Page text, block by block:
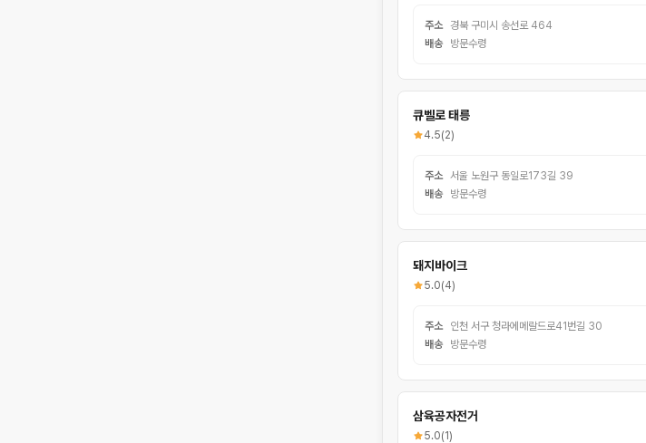
주소
경북 구미시 송선로 464
배송
방문수령
큐벨로 태릉
4.5(2)
주소 서울 노원구 동일로173길 39
배송
방문수령
돼지바이크
5.0(4)
주소
인천 서구 청라에메랄드로41번길 30
배송
방문수령
삼육공자전거
5.0(1)